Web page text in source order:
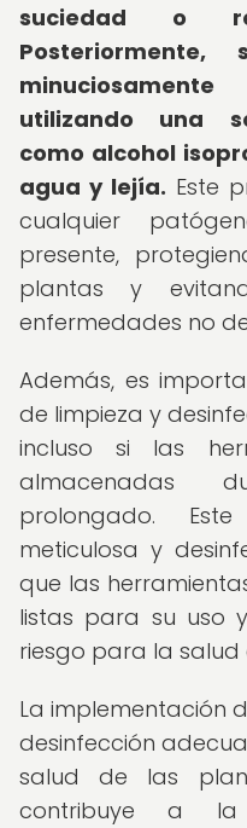
suciedad o
utilizando una
como alcohol
agua y lejía. Este
cualquier
presente,
plantas y
enfermedades no
Además, es
de limpieza y
incluso si las
almacenadas
prolongado.
meticulosa y
que las
listas para su uso
riesgo para la salud
La implementación
desinfección
salud de las
contribuye a